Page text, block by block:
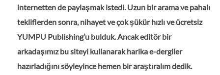
internetten de paylaşmak istedi. Uzun bir arama ve pahalı
tekliflerden sonra, nihayet ve çok şükür hızlı ve ücretsiz
YUMPU Publishing’u bulduk. Ancak editör bir
arkadaşımız bu siteyi kullanarak harika e-dergiler
hazırladığını söyleyince hemen bir araştıralım dedik.